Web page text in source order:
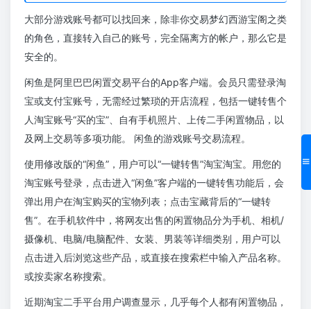
大部分游戏账号都可以找回来，除非你交易梦幻西游宝阁之类
的角色，直接转入自己的账号，完全隔离方的帐户，那么它是
安全的。
闲鱼是阿里巴巴闲置交易平台的App客户端。会员只需登录淘
宝或支付宝账号，无需经过繁琐的开店流程，包括一键转售个
人淘宝账号“买的宝”、自有手机照片、上传二手闲置物品，以
及网上交易等多项功能。 闲鱼的游戏账号交易流程。
使用修改版的“闲鱼”，用户可以“一键转售”淘宝淘宝。用您的
淘宝账号登录，点击进入“闲鱼”客户端的一键转售功能后，会
弹出用户在淘宝购买的宝物列表；点击宝藏背后的“一键转
售”。在手机软件中，将网友出售的闲置物品分为手机、相机/
摄像机、电脑/电脑配件、女装、男装等详细类别，用户可以
点击进入后浏览这些产品，或直接在搜索栏中输入产品名称。
或按卖家名称搜索。
近期淘宝二手平台用户调查显示，几乎每个人都有闲置物品，